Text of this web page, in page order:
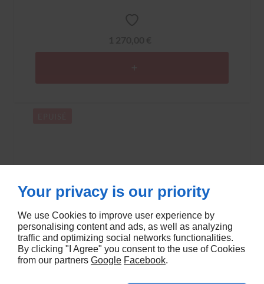
Your privacy is our priority
We use Cookies to improve user experience by
personalising content and ads, as well as analyzing
traffic and optimizing social networks functionalities.
By clicking "I Agree" you consent to the use of Cookies
from our partners Google Facebook.